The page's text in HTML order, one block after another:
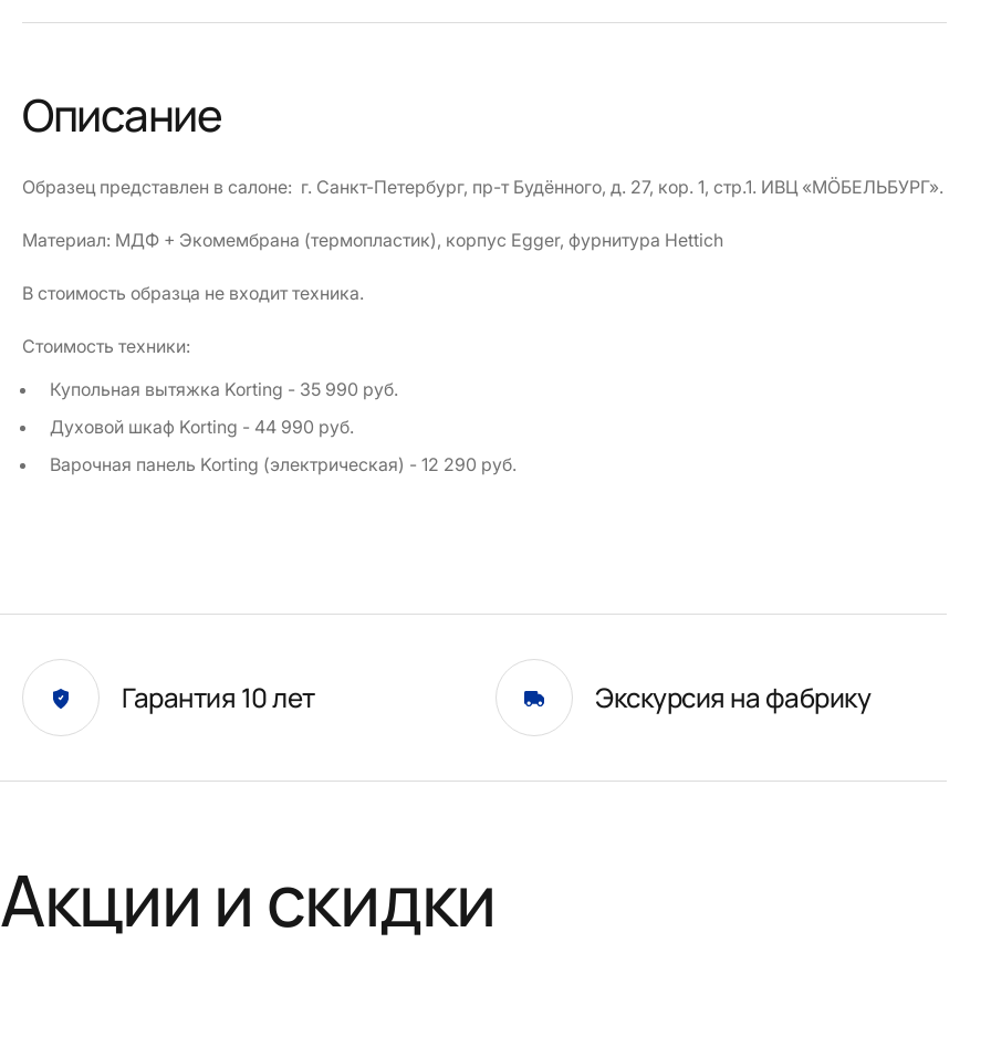
Описание
Образец представлен в салоне: г. Санкт-Петербург, пр-т Будённого, д. 27, кор. 1, стр.1. ИВЦ «МÖБЕЛЬБУРГ».
Материал: МДФ + Экомембрана (термопластик), корпус Egger, фурнитура Hettich
В стоимость образца не входит техника.
Стоимость техники:
Купольная вытяжка Korting - 35 990 руб.
Духовой шкаф Korting - 44 990 руб.
Варочная панель Korting (электрическая) - 12 290 руб.
Гарантия 10 лет Экскурсия на фабрику
Акции и скидки